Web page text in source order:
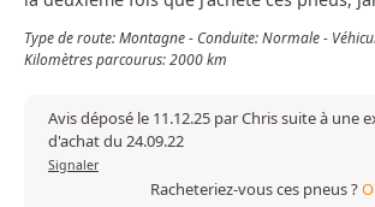
Type de route: Montagne - Conduite: Normale -
Kilomètres parcourus: 2000 km
Avis déposé le 11.12.25 par Chris suite à une
d'achat du 24.09.22
Signaler
Racheteriez-vous ces pneus ?